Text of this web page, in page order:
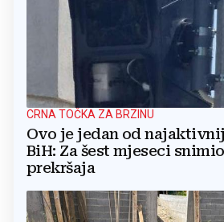
CRNA TOČKA ZA BRZINU
Ovo je jedan od
BiH: Za šest mjeseci snimio
prekršaja